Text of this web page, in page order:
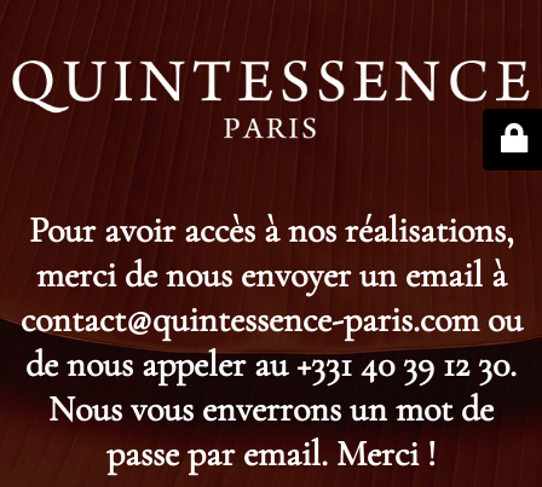
Pour avoir accès à nos réalisations,
merci de nous envoyer un email à
contact@quintessence-paris.com ou
de nous appeler au +331 40 39 12 30.
Nous vous enverrons un mot de
passe par email. Merci !